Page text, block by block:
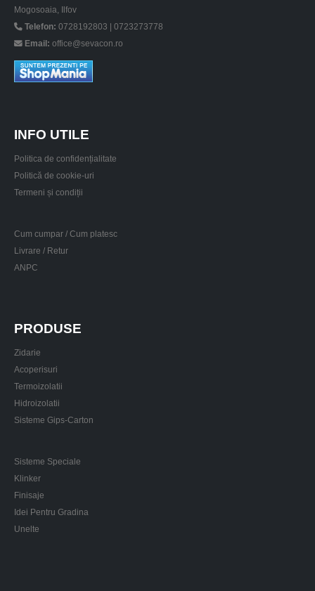
Mogosoaia, Ilfov
Telefon: 0728192803 | 0723273778
Email: office@sevacon.ro
INFO UTILE
Politica de confidențialitate
Politică de cookie-uri
Termeni și condiții
Cum cumpar / Cum platesc
Livrare / Retur
ANPC
PRODUSE
Zidarie
Acoperisuri
Termoizolatii
Hidroizolatii
Sisteme Gips-Carton
Sisteme Speciale
Klinker
Finisaje
Idei Pentru Gradina
Unelte